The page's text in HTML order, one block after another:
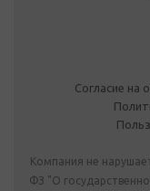
Согласие на
Компания не
ФЗ "О